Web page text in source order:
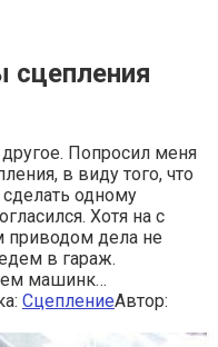
сцепления
Попросил меня
в виду того, что
одному
Хотя на с
приводом дела не
в гараж.
машинк…
СцеплениеАвтор: